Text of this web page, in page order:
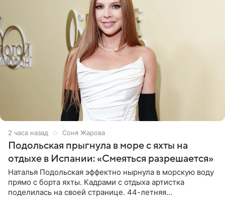
2 часа назад Соня Жарова
Подольская прыгнула в море с яхты на
отдыхе в Испании: «Смеяться разрешается»
Наталья Подольская эффектно нырнула в морскую воду
прямо с борта яхты. Кадрами с отдыха артистка
поделилась на своей странице. 44-летняя